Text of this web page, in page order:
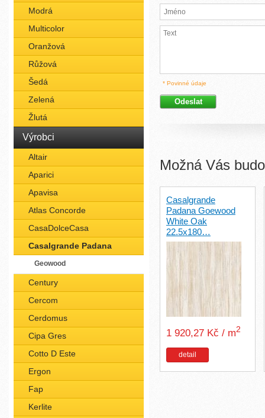
Modrá
Multicolor
Oranžová
Růžová
Šedá
Zelená
Žlutá
Výrobci
Altair
Aparici
Apavisa
Atlas Concorde
CasaDolceCasa
Casalgrande Padana
Geowood
Century
Cercom
Cerdomus
Cipa Gres
Cotto D Este
Ergon
Fap
Kerlite
* Povinné údaje
Možná Vás
Casalgrande
Padana Goewood
White Oak
22.5x180…
1 920,27 Kč / m2
detail